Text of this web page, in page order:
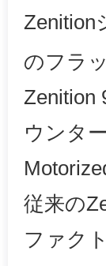
Zenition
のフラ
Zenition
ウンタ
従来の
ファク